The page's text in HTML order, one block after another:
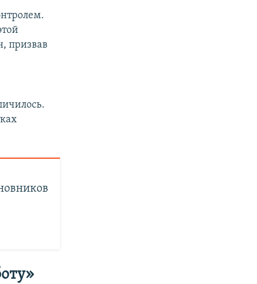
призвав